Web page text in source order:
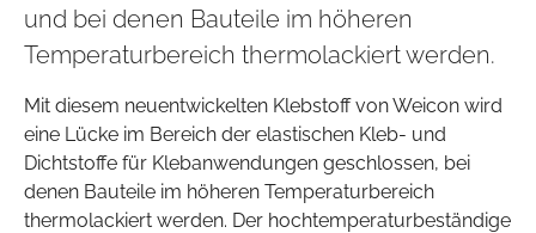
und bei denen Bauteile im höheren
Temperaturbereich thermolackiert werden.
Mit diesem neuentwickelten Klebstoff von Weicon wird
eine Lücke im Bereich der elastischen Kleb- und
Dichtstoffe für Klebanwendungen geschlossen, bei
denen Bauteile im höheren Temperaturbereich
thermolackiert werden. Der hochtemperaturbeständige